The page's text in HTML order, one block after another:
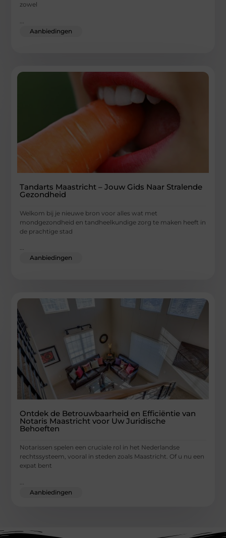
zowel
Aanbiedingen
Tandarts Maastricht – Jouw Gids Naar Stralende
Gezondheid
Welkom bij je nieuwe bron voor alles wat met
mondgezondheid en tandheelkundige zorg te maken heeft in
de prachtige stad
...
Aanbiedingen
Ontdek de Betrouwbaarheid en Efficiëntie van
Notaris Maastricht voor Uw Juridische
Behoeften
Notarissen spelen een cruciale rol in het Nederlandse
rechtssysteem, vooral in steden zoals Maastricht. Of u nu een
expat bent
Aanbiedingen